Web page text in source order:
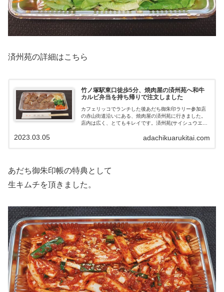
済州苑の詳細はこちら
竹ノ塚駅東口徒歩5分、焼肉屋の済州苑へ和牛
カルビ弁当を持ち帰りで注文しました
カフェリッコでランチした後あだち御朱印ラリー参加店
の赤山街道沿いにある、焼肉屋の済州苑に行きました。
店内は広く、とてもキレイです。済州苑(サイシュウエン)
お客さんは誰もいませんでした。持ち...adachikuarukitai.com
2023.03.05
あだち御朱印帳の特典として
生キムチを頂きました。